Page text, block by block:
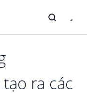
ra các